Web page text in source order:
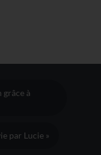
grâce à
par Lucie »